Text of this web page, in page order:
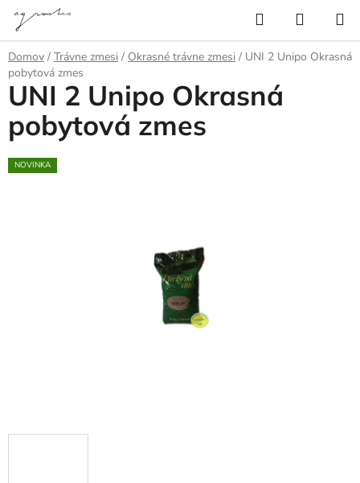
Prejsť
obsah
Hľadať
KOŠÍK
Domov / Trávne zmesi / Okrasné trávne zmesi / UNI 2 Unipo Okrasná
pobytová zmes
UNI 2 Unipo Okrasná
pobytová zmes
NOVINKA